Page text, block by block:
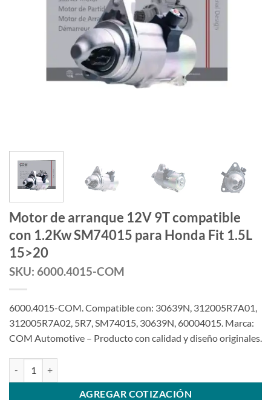
Motor de arranque 12V 9T compatible
con 1.2Kw SM74015 para Honda Fit 1.5L
15>20
SKU: 6000.4015-COM
6000.4015-COM. Compatible con: 30639N, 312005R7A01,
312005R7A02, 5R7, SM74015, 30639N, 60004015. Marca:
COM Automotive – Producto con calidad y diseño originales.
AGREGAR COTIZACIÓN